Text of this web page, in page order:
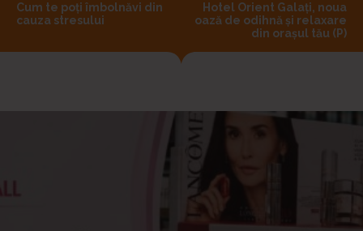
Cum te poți îmbolnăvi din
cauza stresului
Hotel Orient Galați, noua
oază de odihnă şi relaxare
din orașul tău (P)